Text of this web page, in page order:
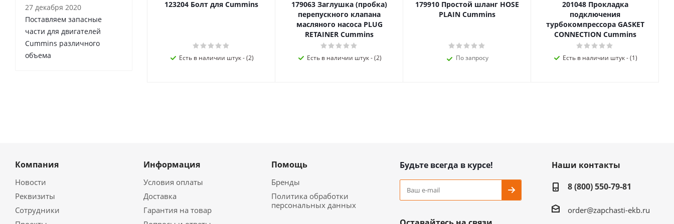
123204 Болт для Cummins
Есть в наличии штук - (2)
179063 Заглушка (пробка)
перепускного клапана
масляного насоса PLUG
RETAINER Cummins
Есть в наличии штук - (2)
179910 Простой шланг HOSE
PLAIN Cummins
По запросу
201048 Прокладка
подключения
турбокомпрессора GASKET
CONNECTION Cummins
Есть в наличии штук - (1)
27 декабря 2020
Поставляем запасные
части для двигателей
Cummins различного
объема
Компания
Новости
Реквизиты
Сотрудники
Информация
Условия оплаты
Доставка
Гарантия на товар
Помощь
Бренды
Политика обработки
персональных данных
Будьте всегда в курсе!
Наши контакты
8 (800) 550-79-81
order@zapchasti-ekb.ru